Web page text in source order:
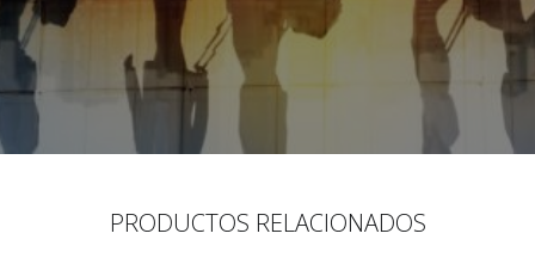
PRODUCTOS RELACIONADOS